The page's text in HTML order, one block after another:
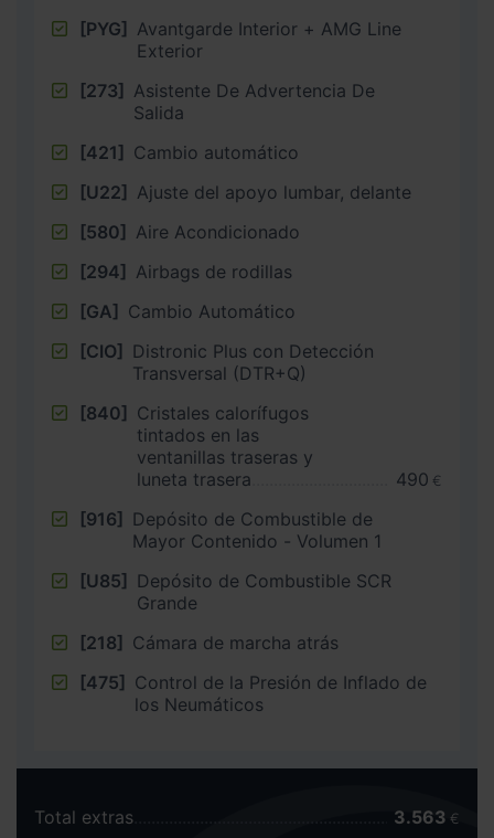
[PYG] Avantgarde Interior + AMG Line
Exterior
[273] Asistente De Advertencia De
Salida
[421] Cambio automático
[U22] Ajuste del apoyo lumbar, delante
[580] Aire Acondicionado
[294] Airbags de rodillas
[GA] Cambio Automático
[CIO] Distronic Plus con Detección
Transversal (DTR+Q)
[840] Cristales calorífugos
tintados en las
ventanillas traseras y
luneta trasera
490 €
[916] Depósito de Combustible de
Mayor Contenido - Volumen 1
[U85] Depósito de Combustible SCR
Grande
[218] Cámara de marcha atrás
[475] Control de la Presión de Inflado de
los Neumáticos
Total extras 3.563 €